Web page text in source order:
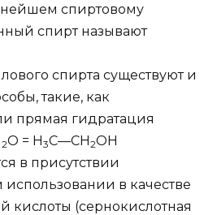
спиртовому
спирт называют
спирта существуют и
такие, как
прямая гидратация
2О = H3C—CH2OH
в присутствии
использовании в качестве
кислоты (сернокислотная